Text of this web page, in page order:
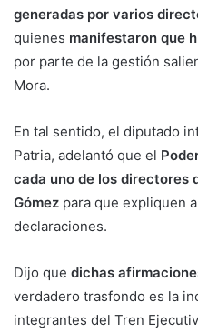
generadas por varios
quienes manifestaron que
por parte de la gestión
Mora.
En tal sentido, el diputado
Patria, adelantó que el
cada uno de los directores
Gómez para que expliquen
declaraciones.
Dijo que dichas
verdadero trasfondo es la
integrantes del Tren